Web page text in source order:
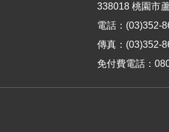
338018 桃園市
電話：(03)352-
傳真：(03)352-
免付費電話：